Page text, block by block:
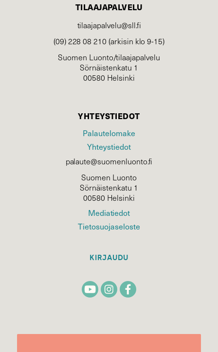
TILAAJAPALVELU
tilaajapalvelu@sll.fi
(09) 228 08 210 (arkisin klo 9-15)
Suomen Luonto/tilaajapalvelu
Sörnäistenkatu 1
00580 Helsinki
YHTEYSTIEDOT
Palautelomake
Yhteystiedot
palaute@suomenluonto.fi
Suomen Luonto
Sörnäistenkatu 1
00580 Helsinki
Mediatiedot
Tietosuojaseloste
KIRJAUDU